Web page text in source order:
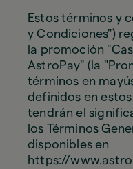
Estos términos y
y Condiciones")
la promoción
AstroPay" (la
términos en
definidos en
tendrán el
los Términos
disponibles en
https://